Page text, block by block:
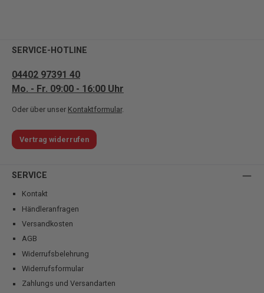
SERVICE-HOTLINE
04402 97391 40
Mo. - Fr. 09:00 - 16:00 Uhr
Oder über unser Kontaktformular.
Vertrag widerrufen
SERVICE
Kontakt
Händleranfragen
Versandkosten
AGB
Widerrufsbelehrung
Widerrufsformular
Zahlungs und Versandarten